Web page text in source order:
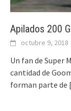
Apilados 200
octubre 9, 2018
Un fan de Super
cantidad de
forman parte de